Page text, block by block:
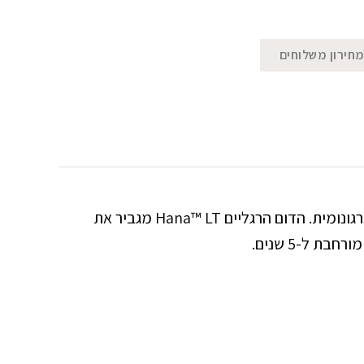
מחירון משלוחים
הדום הרגליים Hana™ LT של המותג Fellowes מעניק תמיכה מושלמת לרגליים ומעודד תנועה לשיפור היציבה הארגונומית. הדום הרגליים Hana™ LT מגביר את